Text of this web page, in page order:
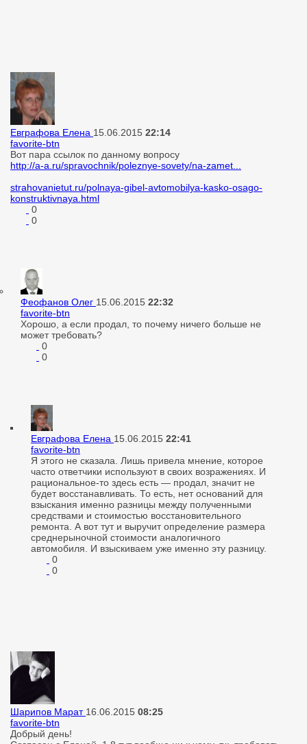
Евграфова Елена 15.06.2015 22:14
favorite-btn
Вот пара ссылок по данному вопросу
http://a-a.ru/spravochnik/poleznye-sovety/na-zamet...
strahovanietut.ru/polnaya-gibel-avtomobilya-kasko-osago-
konstruktivnaya.html
0
0
Феофанов Олег 15.06.2015 22:32
favorite-btn
Хорошо, а если продал, то почему ничего больше не
может требовать?
0
0
Евграфова Елена 15.06.2015 22:41
favorite-btn
Я этого не сказала. Лишь привела мнение, которое
часто ответчики используют в своих возражениях. И
рациональное-то здесь есть — продал, значит не
будет восстанавливать. То есть, нет оснований для
взыскания именно разницы между полученными
средствами и стоимостью восстановительного
ремонта. А вот тут и выручит определение размера
среднерыночной стоимости аналогичного
автомобиля. И взыскиваем уже именно эту разницу.
0
0
Шарипов Марат 16.06.2015 08:25
favorite-btn
Добрый день!